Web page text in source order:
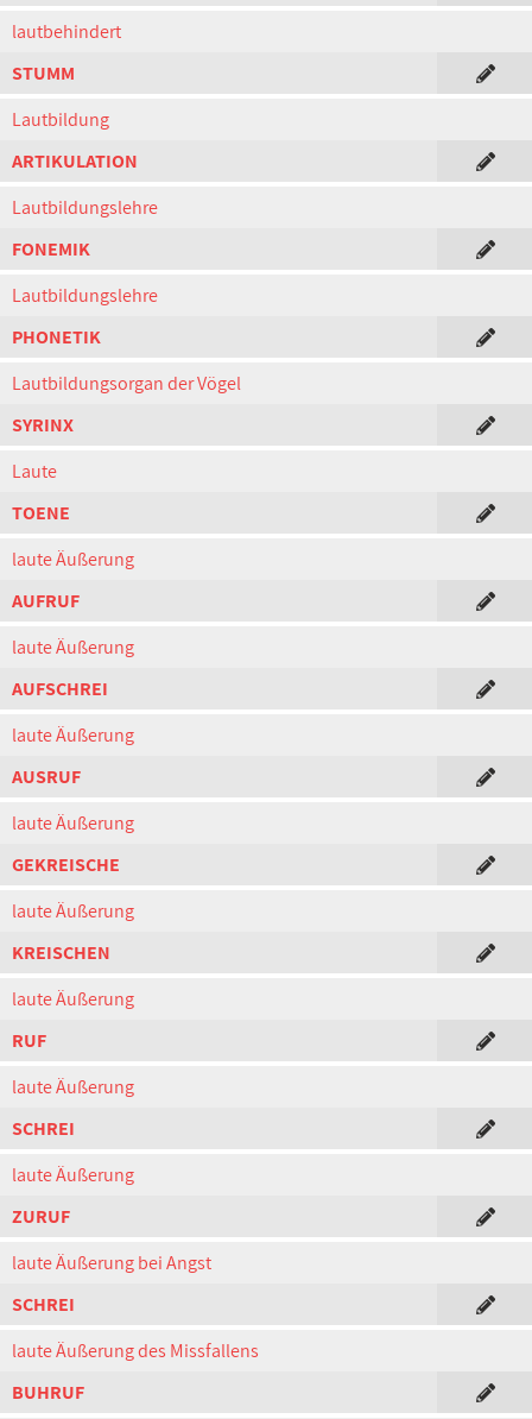
lautbehindert
STUMM
Lautbildung
ARTIKULATION
Lautbildungslehre
FONEMIK
Lautbildungslehre
PHONETIK
Lautbildungsorgan der Vögel
SYRINX
Laute
TOENE
laute Äußerung
AUFRUF
laute Äußerung
AUFSCHREI
laute Äußerung
AUSRUF
laute Äußerung
GEKREISCHE
laute Äußerung
KREISCHEN
laute Äußerung
RUF
laute Äußerung
SCHREI
laute Äußerung
ZURUF
laute Äußerung bei Angst
SCHREI
laute Äußerung des Missfallens
BUHRUF